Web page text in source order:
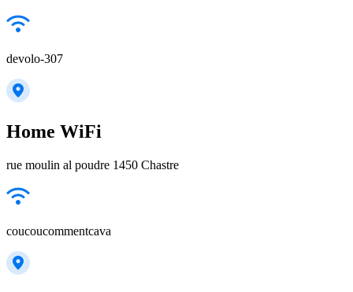
devolo-307
Home WiFi
rue moulin al poudre 1450 Chastre
coucoucommentcava